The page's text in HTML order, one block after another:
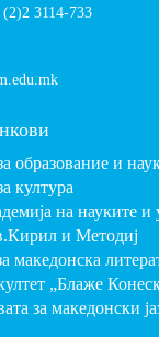
3114-733
образование и
култура
на науките и
и Методиј
македонска
„Блаже
за македонски